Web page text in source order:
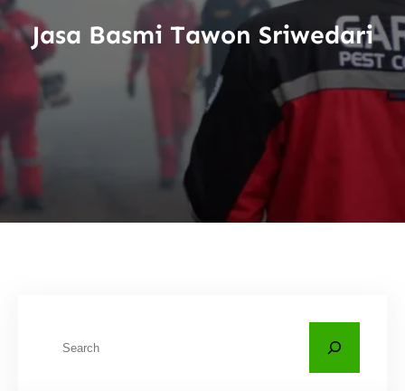
Jasa Basmi Tawon Sriwedari